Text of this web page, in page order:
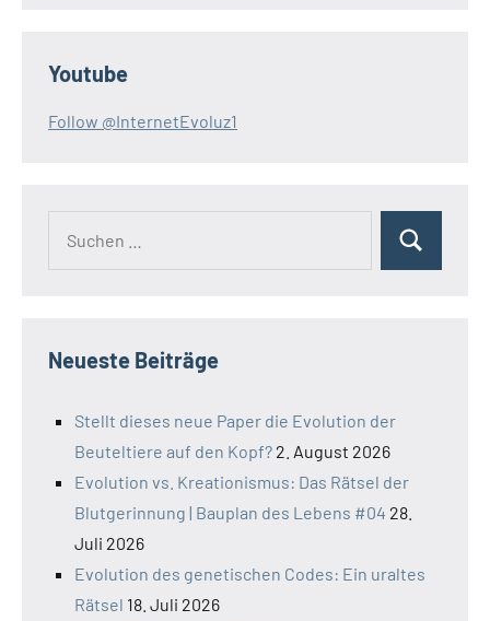
Youtube
Follow @InternetEvoluz1
Suchen
Neueste Beiträge
Stellt dieses neue Paper die Evolution der
Beuteltiere auf den Kopf? 2. August 2026
Evolution vs. Kreationismus: Das Rätsel der
Blutgerinnung | Bauplan des Lebens #04 28.
Juli 2026
Evolution des genetischen Codes: Ein uraltes
Rätsel 18. Juli 2026